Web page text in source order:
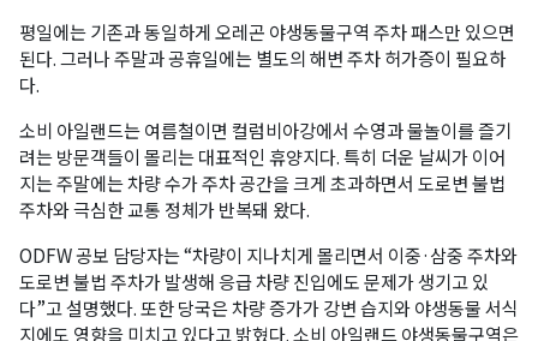
평일에는 기존과 동일하게 오레곤 야생동물구역 주차 패스만 있으면
된다. 그러나 주말과 공휴일에는 별도의 해변 주차 허가증이 필요하
다.
소비 아일랜드는 여름철이면 컬럼비아강에서 수영과 물놀이를 즐기
려는 방문객들이 몰리는 대표적인 휴양지다. 특히 더운 날씨가 이어
지는 주말에는 차량 수가 주차 공간을 크게 초과하면서 도로변 불법
주차와 극심한 교통 정체가 반복돼 왔다.
ODFW 공보 담당자는 “차량이 지나치게 몰리면서 이중·삼중 주차와
도로변 불법 주차가 발생해 응급 차량 진입에도 문제가 생기고 있
다”고 설명했다. 또한 당국은 차량 증가가 강변 습지와 야생동물 서식
지에도 영향을 미치고 있다고 밝혔다. 소비 아일랜드 야생동물구역은